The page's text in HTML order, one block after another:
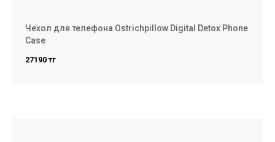
Чехол для телефона Ostrichpillow Digital Detox Phone
Case
27190 тг